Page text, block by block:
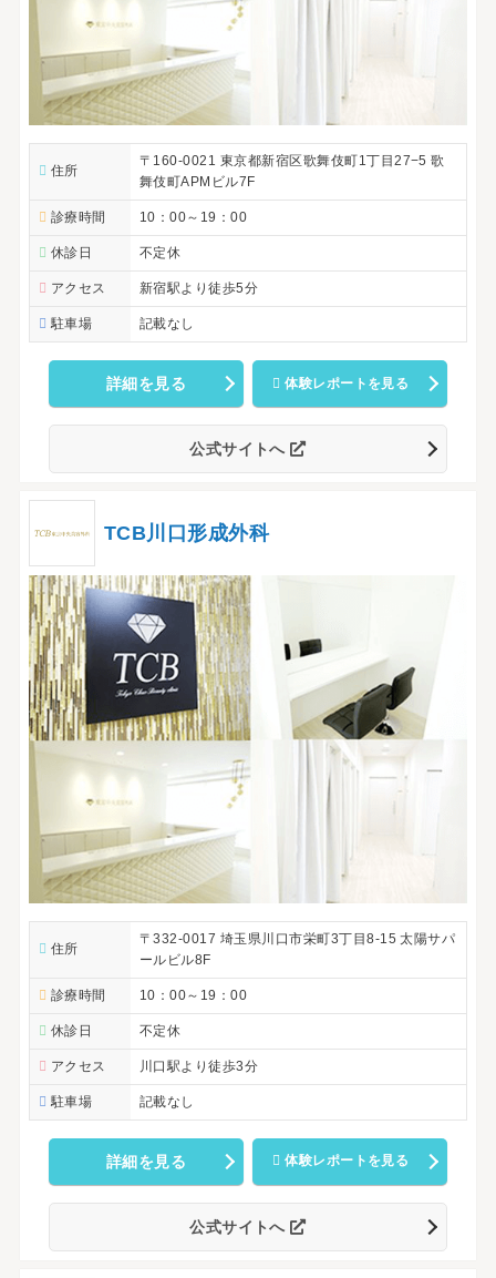
住所
〒160-0021 東京都新宿区歌舞伎町1丁目27−5 歌
舞伎町APMビル7F
診療時間 10：00～19：00
休診日 不定休
アクセス 新宿駅より徒歩5分
駐車場 記載なし
詳細を見る 体験レポートを見る
公式サイトへ
TCB川口形成外科
住所
〒332-0017 埼玉県川口市栄町3丁目8-15 太陽サパ
ールビル8F
診療時間 10：00～19：00
休診日 不定休
アクセス 川口駅より徒歩3分
駐車場 記載なし
詳細を見る 体験レポートを見る
公式サイトへ